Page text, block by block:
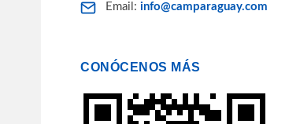
Email: info@camparaguay.com
CONÓCENOS MÁS